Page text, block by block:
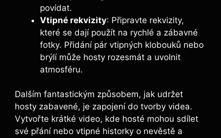
povídat.
Vtipné rekvizity: Připravte rekvizity,
které se dají použít na rychlé⁣ a zábavné
fotky. Přidání pár vtipných klobouků nebo
brýlí může hosty rozesmát ⁤a uvolnit
atmosféru.
Dalším fantastickým způsobem, jak udržet‌
hosty zabavené, je zapojení do tvorby⁣ videa.
Vytvořte krátké video, kde hosté mohou sdílet
své přání nebo vtipné historky o nevěstě a